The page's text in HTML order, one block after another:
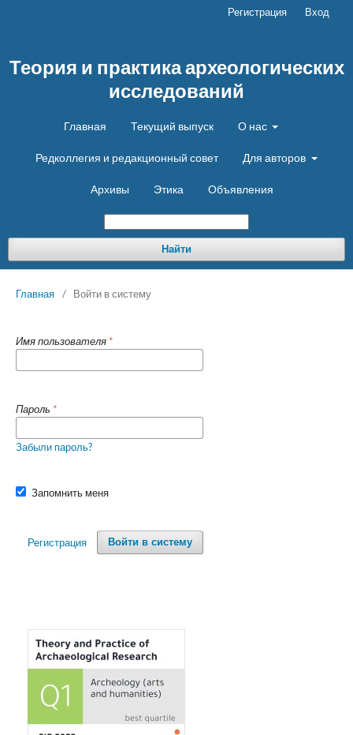
Теория и практика археологических
исследований
Главная Текущий выпуск О нас
Редколлегия и редакционный совет Для авторов
Архивы Этика Объявления
Найти
Регистрация Вход
Главная / Войти в систему
Имя пользователя *
Пароль *
Забыли пароль?
Запомнить меня
Войти в систему
Регистрация